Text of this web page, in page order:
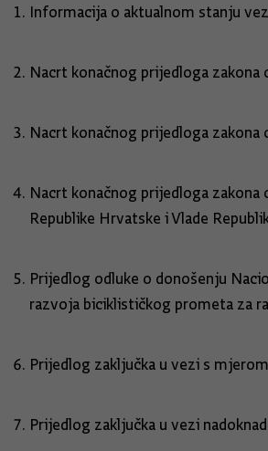
Informacija o aktualnom stanju
Nacrt konačnog prijedloga
Nacrt konačnog prijedloga
Nacrt konačnog prijedloga zakona
Republike Hrvatske i Vlade
Prijedlog odluke o donošenju
razvoja biciklističkog prometa za
Prijedlog zaključka u vezi s
Prijedlog zaključka u vezi